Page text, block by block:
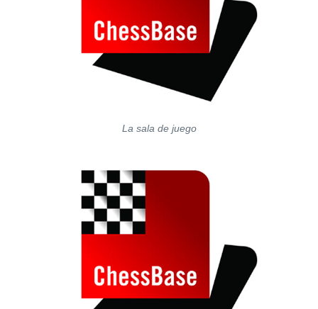
La sala de juego